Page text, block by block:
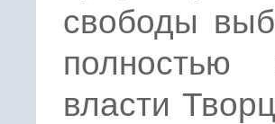
свободы
полностью
власти